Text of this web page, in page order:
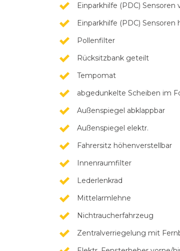
Einparkhilfe (PDC) Sensoren
Einparkhilfe (PDC) Sensoren
Pollenfilter
Rücksitzbank geteilt
Tempomat
abgedunkelte Scheiben im
Außenspiegel abklappbar
Außenspiegel elektr.
Fahrersitz höhenverstellbar
Innenraumfilter
Lederlenkrad
Mittelarmlehne
Nichtraucherfahrzeug
Zentralverriegelung mit